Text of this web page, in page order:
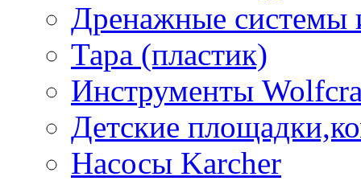
Дренажные системы
Тара (пластик)
Инструменты
Детские
Насосы Karcher